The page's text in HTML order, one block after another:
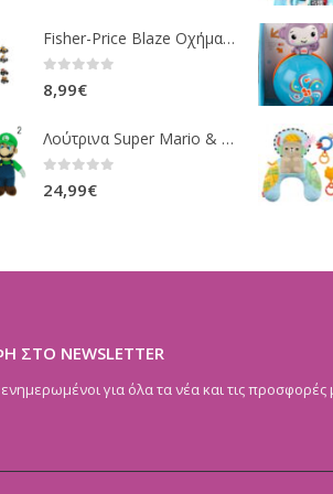
Fisher-Price Blaze Οχήματα Die Cast 16 Σχέδια CGF20
8,99€
Λούτρινα Super Mario & Luigi 2 Σχέδια 30,5 Εκ. GOL13769
24,99€
ΣΤΟ NEWSLETTER
για όλα τα νέα και τις προσφορές